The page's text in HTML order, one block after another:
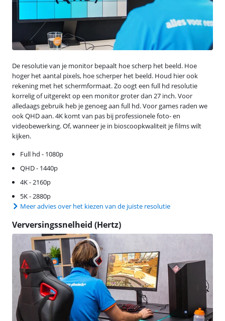
De resolutie van je monitor bepaalt hoe scherp het beeld. Hoe
hoger het aantal pixels, hoe scherper het beeld. Houd hier ook
rekening met het schermformaat. Zo oogt een full hd resolutie
korrelig of uitgerekt op een monitor groter dan 27 inch. Voor
alledaags gebruik heb je genoeg aan full hd. Voor games raden we
ook QHD aan. 4K komt van pas bij professionele foto- en
videobewerking. Of, wanneer je in bioscoopkwaliteit je films wilt
kijken.
Full hd - 1080p
QHD - 1440p
4K - 2160p
5K - 2880p
Meer advies over het kiezen van de juiste resolutie
Verversingssnelheid (Hertz)